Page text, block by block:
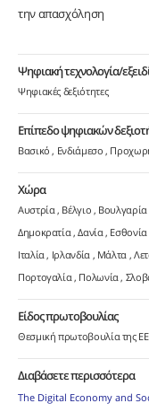
την απασχόληση
Ψηφιακή τεχνολογία/
Ψηφιακές δεξιότητες
Επίπεδο ψηφιακών
Βασικό Ενδιάμεσο
Χώρα
Αυστρία Βέλγιο Βουλγαρία
Δημοκρατία Δανία Εσθονία
Ιταλία
Ιρλανδία Μάλτα
Πορτογαλία Πολωνία
Είδος πρωτοβουλίας
Θεσμική πρωτοβουλία της ΕΕ
Διαβάσετε περισσότερα
The Digital Economy and